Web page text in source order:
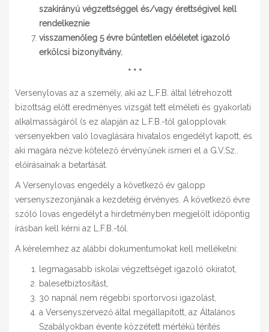
szakirányú végzettséggel és/vagy érettségivel kell
rendelkeznie
visszamenőleg 5 évre büntetlen előéletet igazoló
erkölcsi bizonyítvány.
* * *
Versenylovas az a személy, aki az L.F.B. által létrehozott
bizottság előtt eredményes vizsgát tett elméleti és gyakorlati
alkalmasságáról (s ez alapján az L.F.B.-től galopplovak
versenyekben való lovaglására hivatalos engedélyt kapott, és
aki magára nézve kötelező érvényűnek ismeri el a G.V.Sz..
előírásainak a betartását.
A Versenylovas engedély a következő év galopp
versenyszezonjának a kezdetéig érvényes. A következő évre
szóló lovas engedélyt a hirdetményben megjelölt időpontig
írásban kell kérni az L.F.B.-től.
A kérelemhez az alábbi dokumentumokat kell mellékelni:
legmagasabb iskolai végzettséget igazoló okiratot,
balesetbiztosítást,
30 napnál nem régebbi sportorvosi igazolást,
a Versenyszervező által megállapított, az Általános
Szabályokban évente közzétett mértékű térítés